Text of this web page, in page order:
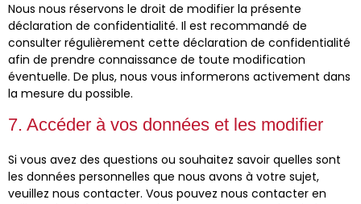
Nous nous réservons le droit de modifier la présente
déclaration de confidentialité. Il est recommandé de
consulter régulièrement cette déclaration de confidentialité
afin de prendre connaissance de toute modification
éventuelle. De plus, nous vous informerons activement dans
la mesure du possible.
7. Accéder à vos données et les modifier
Si vous avez des questions ou souhaitez savoir quelles sont
les données personnelles que nous avons à votre sujet,
veuillez nous contacter. Vous pouvez nous contacter en